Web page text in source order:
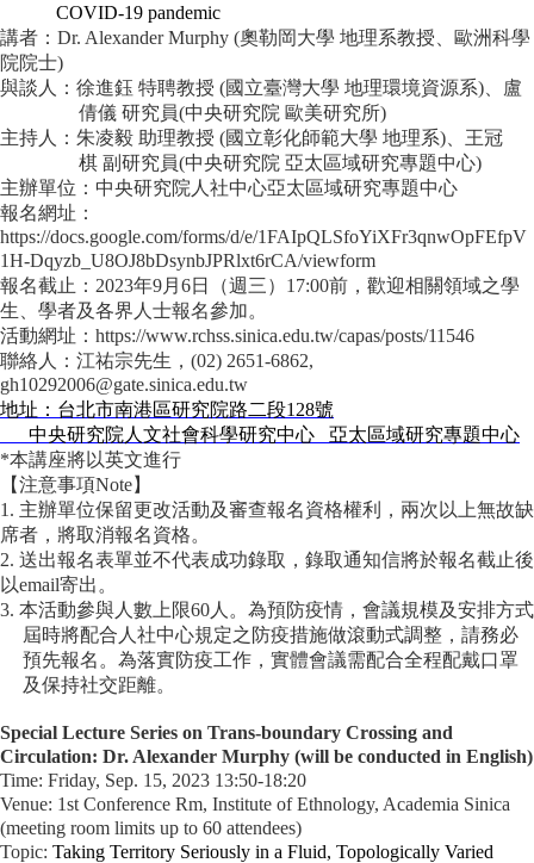
成
員
士
碩
士
班
在
職
專
班
學
術
研
究
國
家
發
展
研
究
期
口
試
專
區
COVID-19 pandemic
講者： Dr. Alexander Murphy (奧勒岡大學 地理系教授、歐洲科學
院院士)
與談人：徐進鈺 特聘教授 (國立臺灣大學 地理環境資源系) 、盧
倩儀 研究員(中央研究院 歐美研究所)
主持人：朱凌毅 助理教授 (國立彰化師範大學 地理系) 、王冠
棋 副研究員(中央研究院 亞太區域研究專題中心)
主辦單位：中央研究院人社中心亞太區域研究專題中心
報名網址：
https://docs.google.com/forms/d/e/1FAIpQLSfoYiXFr3qnwOpFEfpV
1H-Dqyzb_U8OJ8bDsynbJPRlxt6rCA/viewform
報名截止： 2023年9月 6日（週三） 17:00前，歡迎相關領域之學
生、學者及各界人士報名參加。
活動網址： https://www.rchss.sinica.edu.tw/capas/posts/11546
聯絡人：江祐宗先生， (02) 2651-6862,
gh10292006@gate.sinica.edu.tw
地址：台北市南港區研究院路二段128號
中央研究院人文社會科學研究中心
亞太區域研究專題中心
*本講座將以英文進行
【注意事項Note】
1. 主辦單位保留更改活動及審查報名資格權利，兩次以上無故缺
席者，將取消報名資格。
2. 送出報名表單並不代表成功錄取，錄取通知信將於報名截止後
以email寄出。
3. 本活動參與人數上限60 人。為預防疫情，會議規模及安排方式
屆時將配合人社中心規定之防疫措施做滾動式調整，請務必
預先報名。為落實防疫工作，實體會議需配合全程配戴口罩
及保持社交距離。
Special Lecture Series on Trans-boundary Crossing and
Circulation: Dr. Alexander Murphy (will be conducted in English)
Time: Friday, Sep. 15, 2023 13:50-18:20
Venue: 1st Conference Rm, Institute of Ethnology, Academia Sinica
(meeting room limits up to 60 attendees)
Topic: Taking Territory Seriously in a Fluid, Topologically Varied